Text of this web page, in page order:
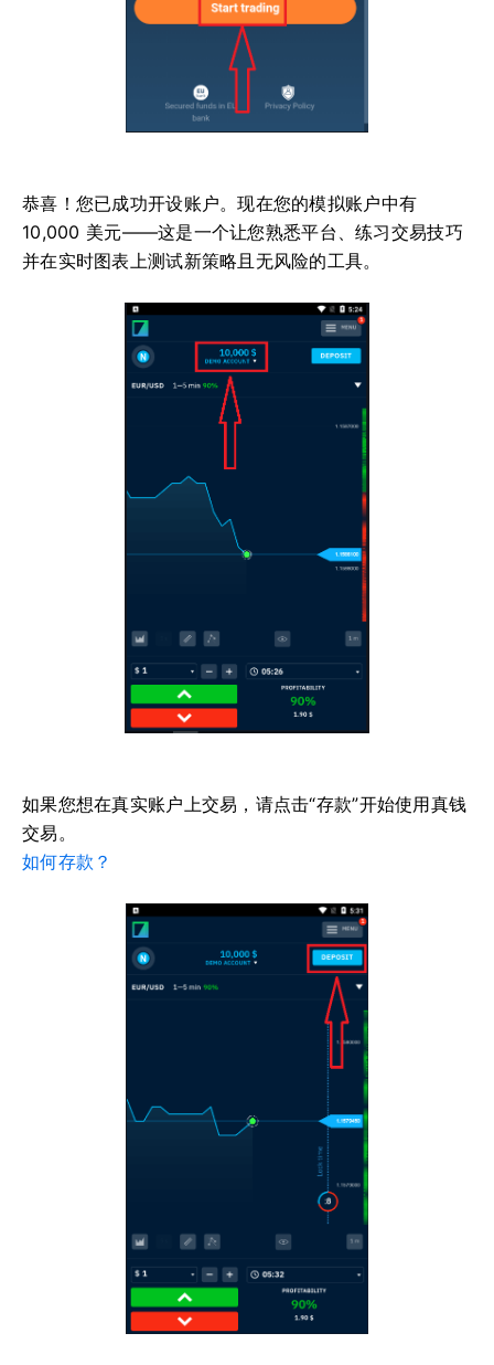
恭喜！您已成功开设账户。现在您的模拟账户中有
10,000 美元——这是一个让您熟悉平台、练习交易技巧
并在实时图表上测试新策略且无风险的工具。
如果您想在真实账户上交易，请点击“存款”开始使用真钱
交易。
如何存款？